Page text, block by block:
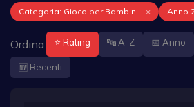
Categoria: Gioco per Bambini × Anno
Ordina: ⭐ Rating 🔤 A-Z 📅 Anno
🆕 Recenti